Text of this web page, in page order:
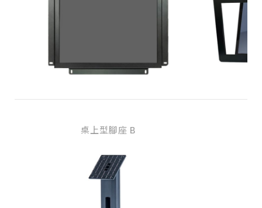
桌上型腳座 B